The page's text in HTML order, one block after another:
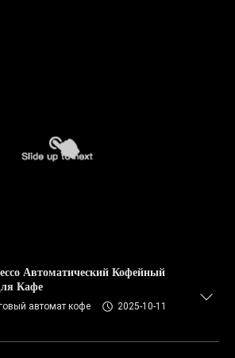
Автоматический Кофейный
Кафе
автомат кофе
2025-10-11